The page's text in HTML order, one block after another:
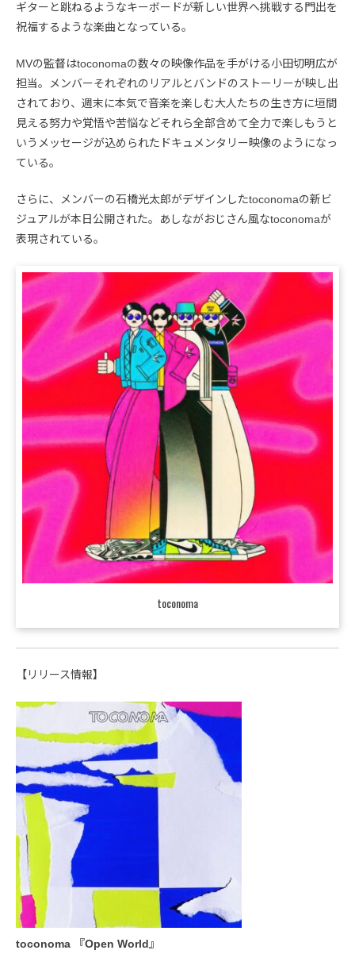
ギターと跳ねるようなキーボードが新しい世界へ挑戦する門出を
祝福するような楽曲となっている。
MVの監督はtoconomaの数々の映像作品を手がける小田切明広が
担当。メンバーそれぞれのリアルとバンドのストーリーが映し出
されており、週末に本気で音楽を楽しむ大人たちの生き方に垣間
見える努力や覚悟や苦悩などそれら全部含めて全力で楽しもうと
いうメッセージが込められたドキュメンタリー映像のようになっ
ている。
さらに、メンバーの石橋光太郎がデザインしたtoconomaの新ビ
ジュアルが本日公開された。あしながおじさん風なtoconomaが
表現されている。
toconoma
【リリース情報】
toconoma 『Open World』